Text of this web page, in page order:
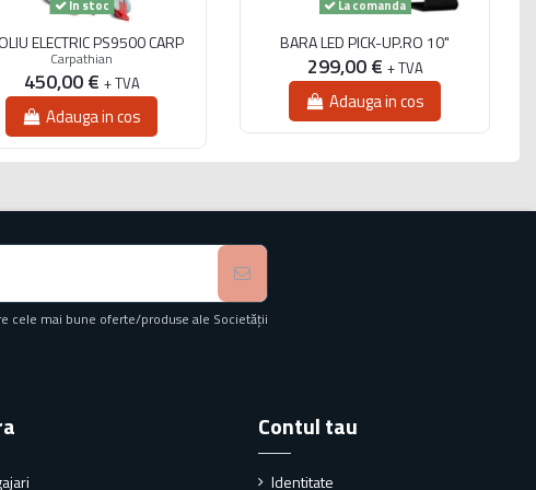
In stoc
ELECTRIC PS9500 CARP
Carpathian
450,00 € + TVA
Adauga in cos
La comanda
BARA LED PICK-UP.RO 10"
299,00 € + TVA
Adauga in cos
cele mai bune oferte/produse ale Societății
Contul tau
Identitate